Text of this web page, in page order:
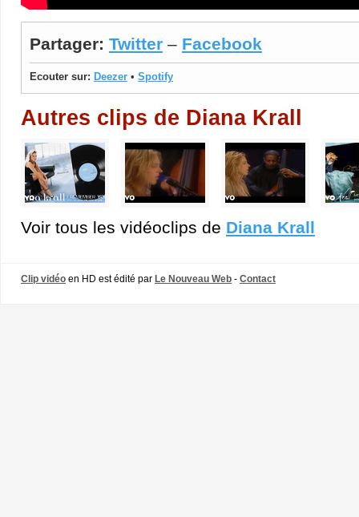
Partager: Twitter – Facebook
Ecouter sur: Deezer • Spotify
Autres clips de Diana Krall
Voir tous les vidéoclips de Diana Krall
Clip vidéo en HD est édité par Le Nouveau Web - Contact